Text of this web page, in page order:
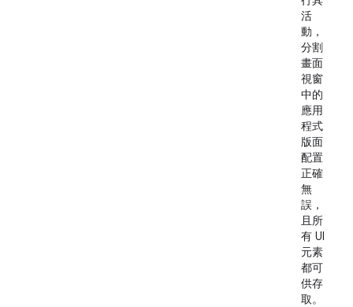
活
動，
分割
畫面
視窗
中的
應用
程式
版面
配置
正確
無
誤，
且所
有 UI
元素
都可
供存
取。